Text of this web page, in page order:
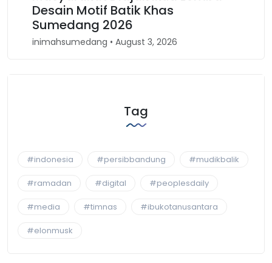
Motif Batik Khas
2026
• August 3, 2026
Tag
#indonesia #persibbandung #mudikbalik
#ramadan #digital #peoplesdaily
#media #timnas #ibukotanusantara
#elonmusk